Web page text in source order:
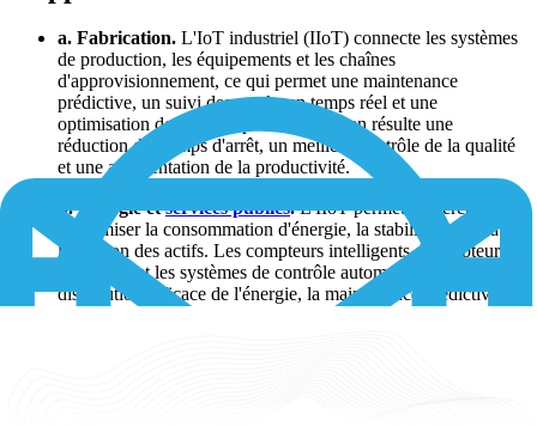
a. Fabrication. L'IoT industriel (IIoT) connecte les systèmes
de production, les équipements et les chaînes
d'approvisionnement, ce qui permet une maintenance
prédictive, un suivi des stocks en temps réel et une
optimisation des flux de production. Il en résulte une
réduction des temps d'arrêt, un meilleur contrôle de la qualité
et une augmentation de la productivité.
b. Énergie et services publics.L'IIoT permet de gérer et
d'optimiser la consommation d'énergie, la stabilité du réseau et
la gestion des actifs. Les compteurs intelligents, les capteurs
connectés et les systèmes de contrôle automatisés facilitent la
distribution efficace de l'énergie, la maintenance prédictive
œuvre dans le secteur des transports et de la logistique,